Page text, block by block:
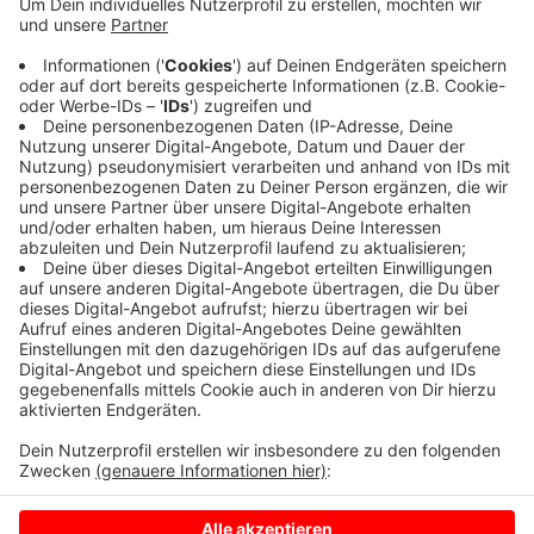
Die Arbeiterwohlfahrt hat entschieden die Kita
nicht mehr den gängigen Standards, sagt der Träger.
Es zu sanieren, sei zu teuer. Die AWO hat die Eltern der
35 Kinder informiert. Zur Zeit prüft sie, ob die Kinder
künftig in der Kita Plaggenesch unterkommen können.
Die Erzieherinnen und Erzieher bekommen Jobs in
anderen Kitas.
Anzeige
Anzeige